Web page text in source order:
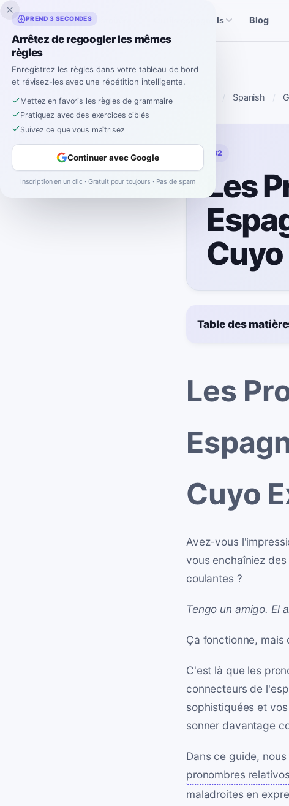
Inklingo Outils espagnols Blog
Spanish
B2
Les
Table des
Les
Cuyo
Avez-vous
vous enchaîniez
coulantes ?
Tengo un amigo. El
Ça fonctionne, mais
C'est là que les
connecteurs de
sophistiquées et
sonner davantage
Dans ce guide,
pronombres relativos
maladroites en
PREND 3 SECONDES
Arrêtez de regoogler les mêmes
règles
Enregistrez les règles dans votre tableau de bord
et révisez-les avec une répétition intelligente.
Mettez en favoris les règles de grammaire
Pratiquez avec des exercices ciblés
Suivez ce que vous maîtrisez
Continuer avec Google
Inscription en un clic · Gratuit pour toujours · Pas de spam